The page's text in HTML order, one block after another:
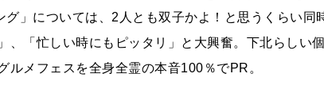
グ」については、2人とも双子かよ！と思うくらい同
、「忙しい時にもピッタリ」と大興奮。下北らしい
ルメフェスを全身全霊の本音100％でPR。